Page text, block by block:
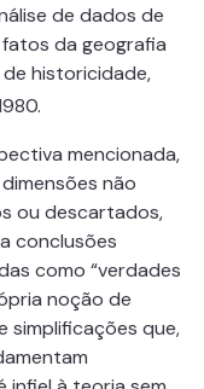
de dados de
da geografia
historicidade,
mencionada,
não
ou descartados,
conclusões
como “verdades
noção de
simplificações que,